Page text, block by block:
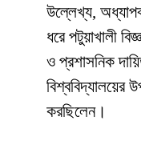
উল্লেখ্য,
ধরে পটুয়াখালী
ও প্রশাসনিক
বিশ্ববিদ্যালয়ের
করছিলেন।